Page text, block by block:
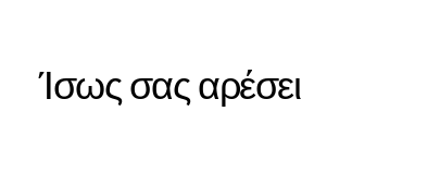
Ίσως σας αρέσει